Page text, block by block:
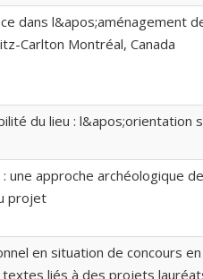
dans l&apos;aménagement
Carlton Montréal, Canada
du lieu : l&apos;orientation
une approche archéologique
projet
en situation de concours
liés à des projets